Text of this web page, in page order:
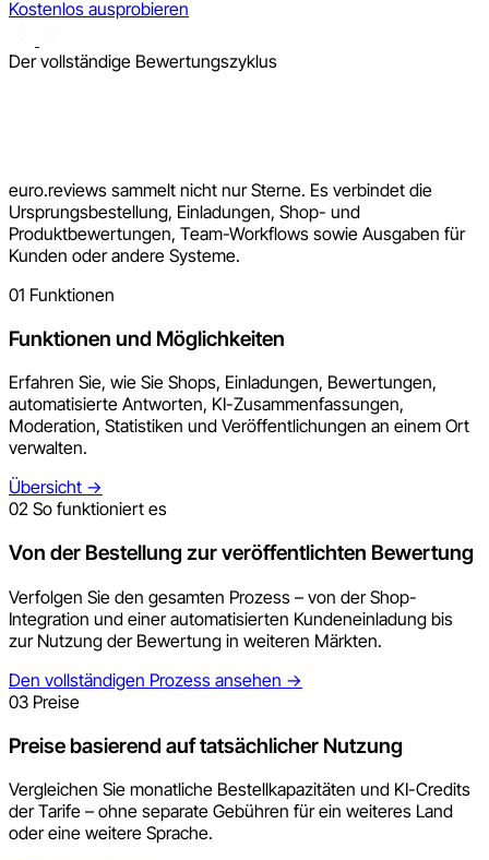
Kostenlos ausprobieren
Der vollständige Bewertungszyklus
euro.reviews sammelt nicht nur Sterne. Es verbindet die
Ursprungsbestellung, Einladungen, Shop- und
Produktbewertungen, Team-Workflows sowie Ausgaben für
Kunden oder andere Systeme.
01 Funktionen
Funktionen und Möglichkeiten
Erfahren Sie, wie Sie Shops, Einladungen, Bewertungen,
automatisierte Antworten, KI-Zusammenfassungen,
Moderation, Statistiken und Veröffentlichungen an einem Ort
verwalten.
Übersicht →
02 So funktioniert es
Von der Bestellung zur veröffentlichten Bewertung
Verfolgen Sie den gesamten Prozess – von der Shop-
Integration und einer automatisierten Kundeneinladung bis
zur Nutzung der Bewertung in weiteren Märkten.
Den vollständigen Prozess ansehen →
03 Preise
Preise basierend auf tatsächlicher Nutzung
Vergleichen Sie monatliche Bestellkapazitäten und KI-Credits
der Tarife – ohne separate Gebühren für ein weiteres Land
oder eine weitere Sprache.